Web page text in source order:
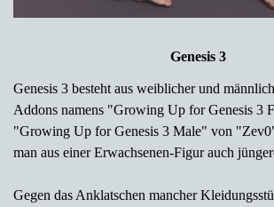
Genesis 3
Genesis 3 besteht aus weiblicher und
Addons namens "Growing Up for Genesis 3
"Growing Up for Genesis 3 Male" von
man aus einer Erwachsenen-Figur auch
Gegen das Anklatschen mancher